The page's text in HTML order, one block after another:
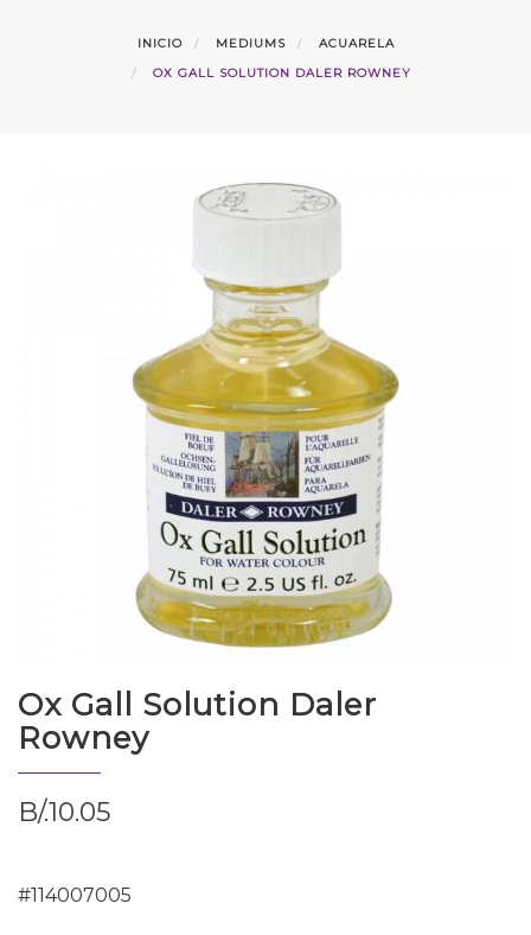
INICIO MEDIUMS
ACUARELA
OX GALL SOLUTION DALER ROWNEY
Ox Gall Solution Daler
Rowney
B/.10.05
#114007005